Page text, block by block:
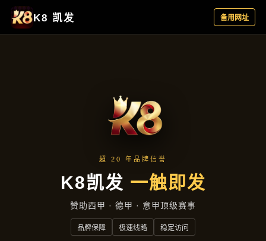
产品展示
首页 产品展示